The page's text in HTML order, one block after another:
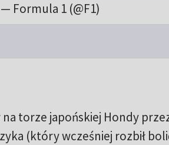
— Formula 1 (@F1)
torze japońskiej Hondy
(który wcześniej rozbił